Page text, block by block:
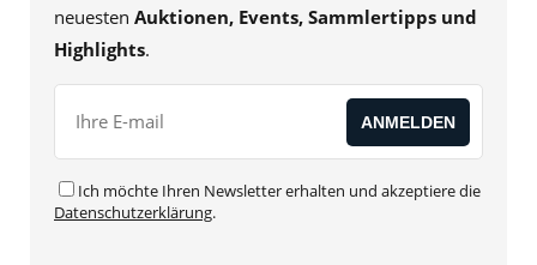
neuesten Auktionen, Events, Sammlertipps und
Highlights.
Ich möchte Ihren Newsletter erhalten und akzeptiere die
Datenschutzerklärung.